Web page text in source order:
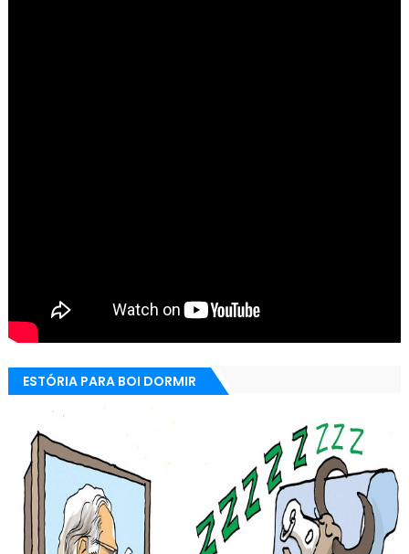
ESTÓRIA PARA BOI DORMIR